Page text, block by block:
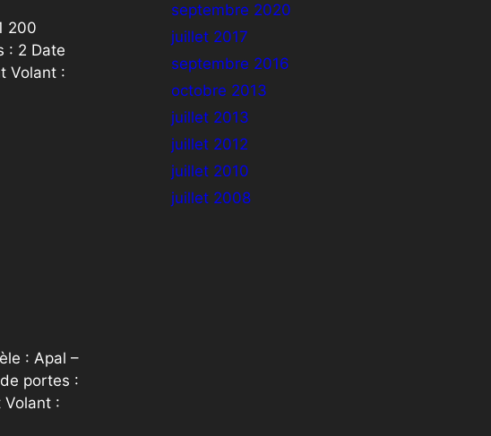
200
: 2 Date
Volant :
: Apal –
portes :
:
septembre 2020
juillet 2017
septembre 2016
octobre 2013
juillet 2013
juillet 2012
juillet 2010
juillet 2008